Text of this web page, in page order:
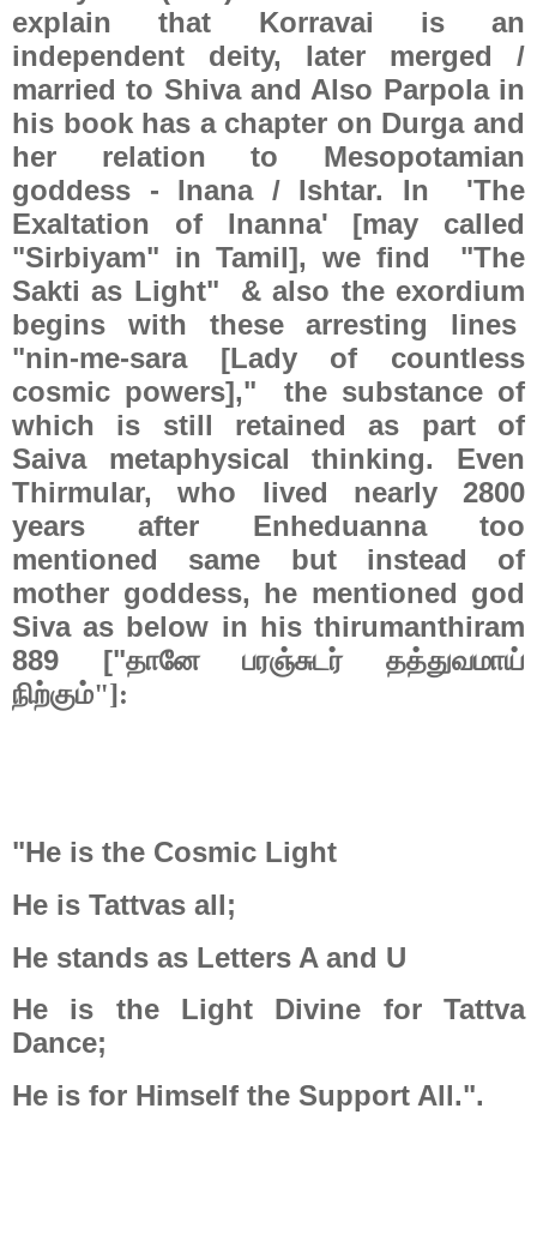
explain that Korravai is an
independent deity, later merged /
married to Shiva and Also Parpola in
his book has a chapter on Durga and
her relation to Mesopotamian
goddess - Inana / Ishtar. In
'The
Exaltation of Inanna' [may called
"Sirbiyam" in Tamil], we find
"The
Sakti as Light"
& also the exordium
begins with these arresting lines
"nin-me-sara [Lady of countless
cosmic powers],"
the substance of
which is still retained as part of
Saiva metaphysical thinking. Even
Thirmular, who lived nearly 2800
years after Enheduanna too
mentioned same but instead of
mother goddess, he mentioned god
Siva as below in his thirumanthiram
889 ["தானே பரஞ்சுடர் தத்துவமாய்
நிற்கும்"]:
"He is the Cosmic Light
He is Tattvas all;
He stands as Letters A and U
He is the Light Divine for Tattva
Dance;
He is for Himself the Support All.".